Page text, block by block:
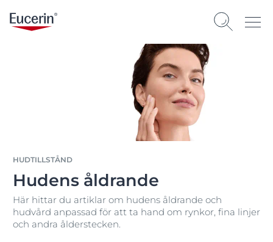
HUDTILLSTÅND
Hudens åldrande
Här hittar du artiklar om hudens åldrande och
hudvård anpassad för att ta hand om rynkor, fina linjer
och andra ålderstecken.